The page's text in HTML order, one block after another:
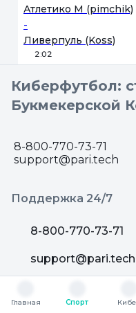
Атлетико М (pimchik)
-
Ливерпуль (Koss)
2:02
Киберфутбол:
Букмекерской
8-800-770-73-71
support@pari.tech
Поддержка 24/7
8-800-770-73-71
support@pari.tech
Главная
Спорт